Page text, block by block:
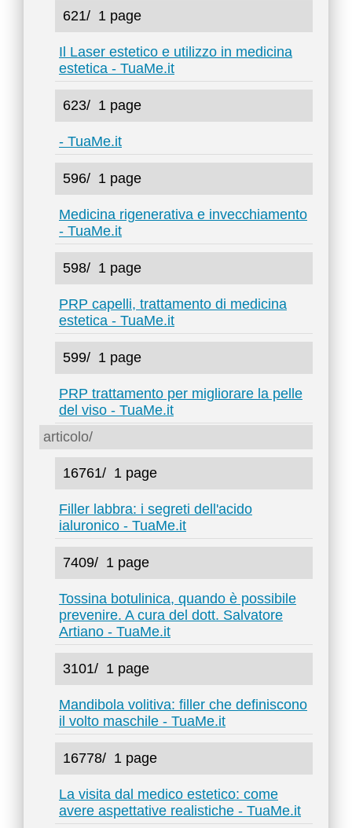
621/ 1 page
Il Laser estetico e utilizzo in medicina
estetica - TuaMe.it
623/ 1 page
- TuaMe.it
596/ 1 page
Medicina rigenerativa e invecchiamento
- TuaMe.it
598/ 1 page
PRP capelli, trattamento di medicina
estetica - TuaMe.it
599/ 1 page
PRP trattamento per migliorare la pelle
del viso - TuaMe.it
articolo/
16761/ 1 page
Filler labbra: i segreti dell'acido
ialuronico - TuaMe.it
7409/ 1 page
Tossina botulinica, quando è possibile
prevenire. A cura del dott. Salvatore
Artiano - TuaMe.it
3101/ 1 page
Mandibola volitiva: filler che definiscono
il volto maschile - TuaMe.it
16778/ 1 page
La visita dal medico estetico: come
avere aspettative realistiche - TuaMe.it